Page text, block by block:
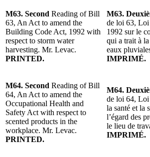
M63. Second Reading of Bill
63, An Act to amend the
Building Code Act, 1992 with
respect to storm water
harvesting. Mr. Levac.
PRINTED.
M63.
de loi 63,
1992 sur le
qui a trait à
eaux
IMPRIMÉ.
M64. Second Reading of Bill
64, An Act to amend the
Occupational Health and
Safety Act with respect to
scented products in the
workplace. Mr. Levac.
PRINTED.
M64.
de loi 64,
la santé et la
l’égard des
le lieu de
IMPRIMÉ.